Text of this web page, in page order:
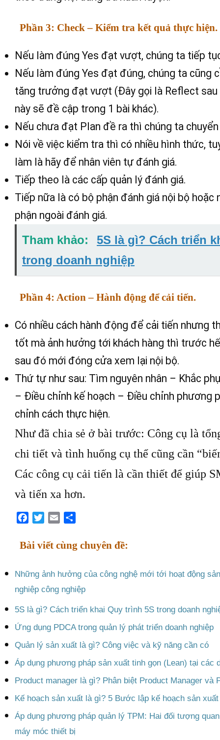
Phần 3: Check – Kiểm tra kết quả thực hiện.
Nếu làm đúng Yes đạt vượt, chúng ta tiếp
Nếu làm đúng Yes đạt đúng, chúng ta cũng
tăng trưởng đạt vượt (Đây gọi là Reflect sau
này sẽ đề cập trong 1 bài khác).
Nếu chưa đạt Plan đề ra thì chúng ta
Nói về việc kiểm tra thì có nhiều hình thức,
làm là hãy để nhân viên tự đánh giá.
Tiếp theo là các cấp quản lý đánh giá.
Tiếp nữa là có bộ phận đánh giá nội bộ
phận ngoài đánh giá.
Tham khảo:
5S là gì? Cách triển
trong doanh nghiệp
Phần 4: Action – Hành động để cải tiến.
Có nhiều cách hành động để cải tiến nhưng
tốt mà ảnh hưởng tới khách hàng thì trước
sau đó mới đóng cửa xem lại nội bộ.
Thứ tự như sau: Tìm nguyên nhân – Khắc
– Điều chỉnh kế hoạch – Điều chỉnh phương
chỉnh cách thực hiện.
Như đã chia sẻ ở bài trước: Công cụ là
chi tiết và tình huống cụ thể cũng cần
Các công cụ cải tiến là cần thiết để giúp
và tiến xa hơn.
Facebook
TwitterEmail
Bài viết cùng chuyên đề:
Những ảnh hưởng của công nghệ mới tới hoạt động
nghiệp công nghiệp
5S là gì? Cách triển khai Quy trình 5S trong doanh
Ứng dụng PDCA trong quản lý phát triển doanh nghiệp​
Quản lý sản xuất là gì? Công việc và kỹ năng cần có
Áp dụng phương pháp sản xuất tinh gọn (Lean) tại các
Product manager là gì? Phân biệt Product Manager và
Kế hoạch sản xuất là gì? 5 Bước lập kế hoạch sản
Áp dụng phương pháp quản lý TPM: Hai đối tượng
máy móc thiết bị